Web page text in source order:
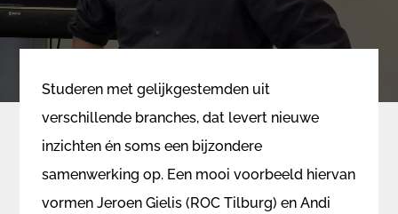
Studeren met gelijkgestemden uit
verschillende branches, dat levert nieuwe
inzichten én soms een bijzondere
samenwerking op. Een mooi voorbeeld hiervan
vormen Jeroen Gielis (ROC Tilburg) en Andi